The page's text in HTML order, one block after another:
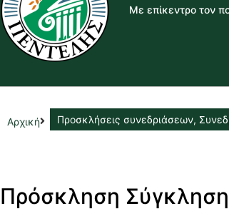
Με επίκεντρο τον
Αρχική Προσκλήσεις συνεδριάσεων,
Πρόσκληση